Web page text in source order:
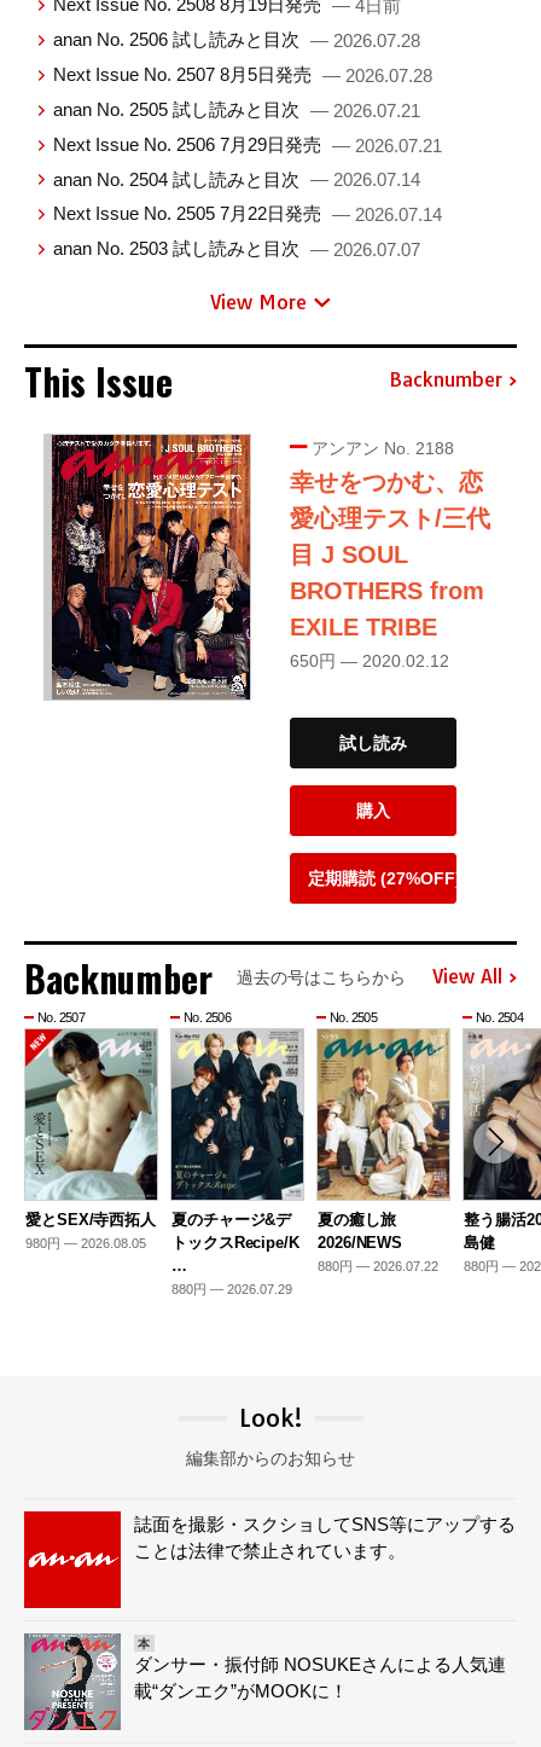
— 4日前
anan No. 2506 試し読みと目次 — 2026.07.28
Next Issue No. 2507 8月5日発売 — 2026.07.28
anan No. 2505 試し読みと目次 — 2026.07.21
Next Issue No. 2506 7月29日発売 — 2026.07.21
anan No. 2504 試し読みと目次 — 2026.07.14
Next Issue No. 2505 7月22日発売 — 2026.07.14
anan No. 2503 試し読みと目次 — 2026.07.07
View More
This Issue Backnumber
アンアン No. 2188
幸せをつかむ、恋
愛心理テスト/三代
目 J SOUL
BROTHERS from
EXILE TRIBE
650円 — 2020.02.12
試し読み
購入
定期購読 (27%OFF)
Backnumber 過去の号はこちらから View All
No. 2507
愛とSEX/寺西拓人
980円 — 2026.08.05
No. 2506
夏のチャージ&デ
トックスRecipe/K
…
880円 — 2026.07.29
No. 2505
夏の癒し旅
2026/NEWS
880円 — 2026.07.22
No. 2504
整う腸活
島健
880円 —
Look!
編集部からのお知らせ
誌面を撮影・スクショしてSNS等にアップする
ことは法律で禁止されています。
本
ダンサー・振付師 NOSUKEさんによる人気連
載“ダンエク”がMOOKに！